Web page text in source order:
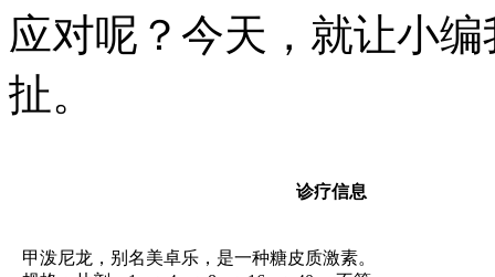
应对呢？今天，就让小
扯。
诊疗信息
甲泼尼龙，别名美卓乐，是一种糖皮质激素。